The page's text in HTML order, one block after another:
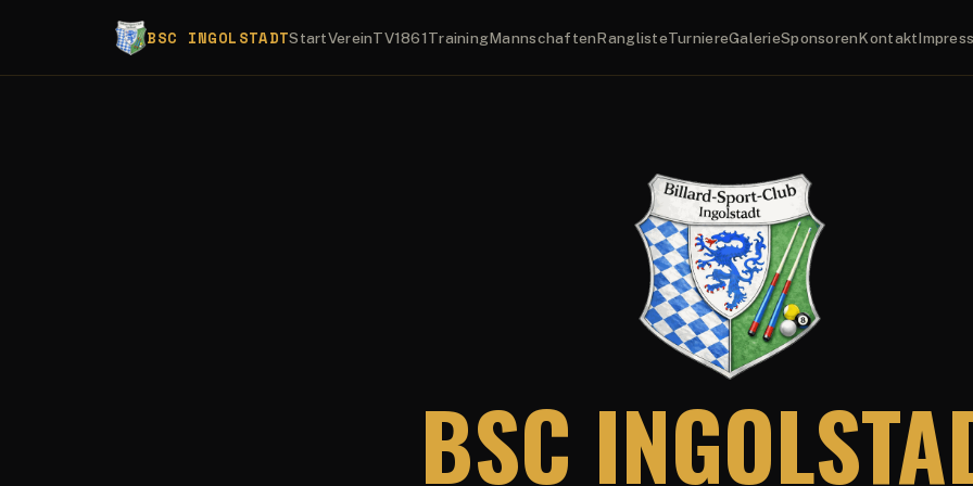
BSC INGOLSTADTStartVereinTV1861TrainingMannschaftenRanglisteTurniereGalerieSponsorenKontakt
BSC